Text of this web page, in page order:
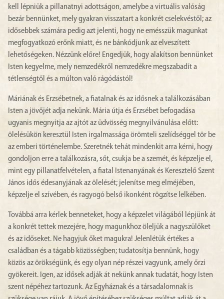
kell lépniük a pillanatnyi adottságon, amelybe a virtuális valóság
bezár bennünket, mely gyakran visszatart a konkrét cselekvéstől; az
idősebbek számára pedig azt jelenti, hogy ne emésszük magunkat
megfogyatkozó erőnk miatt, és ne bánkódjunk az elveszített
lehetőségeken. Nézzünk előre! Engedjük, hogy alakítson bennünket
Isten kegyelme, mely nemzedékről nemzedékre megszabadít a
tétlenségtől és a múlton való rágódástól!
Máriának és Erzsébetnek, a fiatalnak és az idősnek a találkozásában
Isten a jövőjét adja nekünk. Mária útja és Erzsébet befogadása
ugyanis megnyitja az ajtót az üdvösség megnyilvánulása előtt:
ölelésükön keresztül Isten irgalmassága örömteli szelídséggel tör be
az emberi történelembe. Szeretnék tehát mindenkit arra kérni, hogy
gondoljon erre a találkozásra, sőt, csukja be a szemét, és képzelje el,
mint egy pillanatfelvételen, a fiatal Istenanyának és Keresztelő Szent
János idős édesanyjának az ölelését; jelenítse meg elméjében,
képzelje el szívében, és ragyogó belső ikonként rögzítse lelkében.
Továbbá arra kérlek benneteket, hogy a képzelet világából lépjünk át
a konkrét tettek mezejére, hogy magunkhoz öleljük a nagyszülőket
és az időseket. Ne hagyjuk őket magukra! Jelenlétük értékes a
családban és a tágabb közösségben; tudatosítja bennünk, hogy
közös az örökségünk, és egy olyan nép részei vagyunk, amely őrzi
gyökereit. Igen, az idősek adják át nekünk annak tudatát, hogy Isten
szent népéhez tartozunk. Az Egyháznak és a társadalomnak is